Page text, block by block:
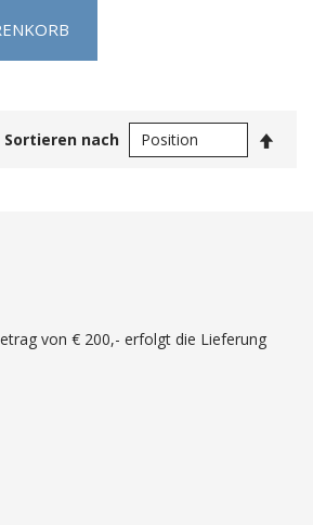
Weiter
Sortieren nach
von € 200,- erfolgt die Lieferung